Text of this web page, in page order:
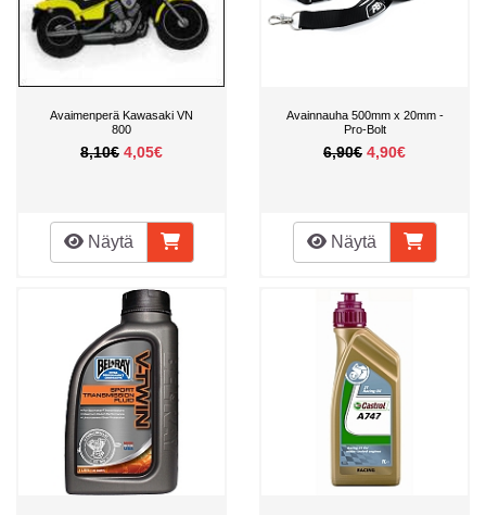
Avaimenperä Kawasaki VN
800
8,10€ 4,05€
Näytä
Avainnauha 500mm x 20mm -
Pro-Bolt
6,90€ 4,90€
Näytä